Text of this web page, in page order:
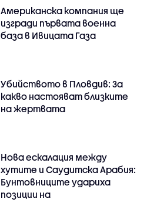
Американска компания ще
изгради първата военна
база в Ивицата Газа
Убийството в Пловдив: За
какво настояват близките
на жертвата
Нова ескалация между
хутите и Саудитска Арабия:
Бунтовниците удариха
позиции на